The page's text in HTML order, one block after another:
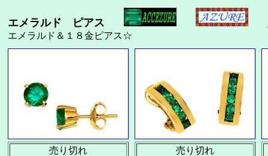
エメラルド ピアス
エメラルド＆１８金ピアス☆
売り切れ
売り切れ